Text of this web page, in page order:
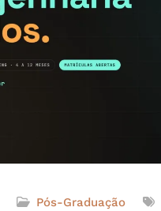
Pós-Graduação